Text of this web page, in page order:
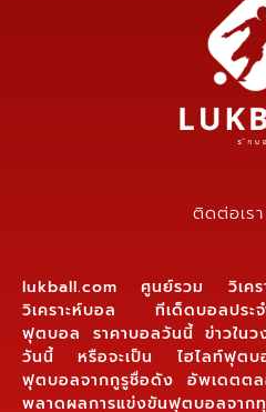
ติดต่อเร
lukball.com ศูนย์รวม วิเคร
วิเคราะห์บอล ทีเด็ดบอลปร
ฟุตบอล ราคาบอลวันนี้ ข่าวใน
วันนี้ หรือจะเป็น ไฮไลท์ฟุตบ
ฟุตบอลจากกูรูชื่อดัง อัพเดต
พลาดผลการแข่งขันฟุตบอลจา